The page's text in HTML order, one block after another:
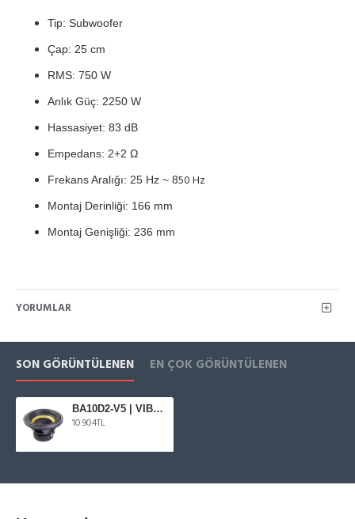
Tip: Subwoofer
Çap: 25 cm
RMS: 750 W
Anlık Güç: 2250 W
Hassasiyet: 83 dB
Empedans: 2+2 Ω
Frekans Aralığı: 25 Hz ~ 850 Hz
Montaj Derinliği: 166 mm
Montaj Genişliği: 236 mm
YORUMLAR
SON GÖRÜNTÜLENEN EN ÇOK GÖRÜNTÜLENEN
BA10D2-V5 | VIBE BlackAir Serisi 25 cm Subwoofer
10.904TL